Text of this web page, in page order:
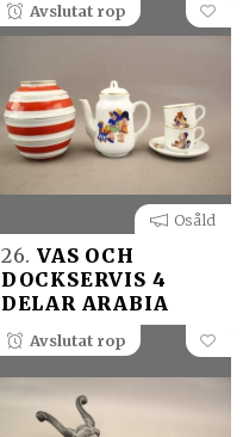
Avslutat rop
Osåld
26. VAS OCH
DOCKSERVIS 4
DELAR ARABIA
Avslutat rop